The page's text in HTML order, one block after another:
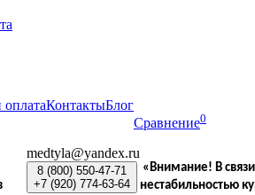
оплатаКонтактыБлог
Сравнение0
medtyla@yandex.ru
8 (800) 550-47-71
+7 (920) 774-63-64
«Внимание! В
нестабильностью